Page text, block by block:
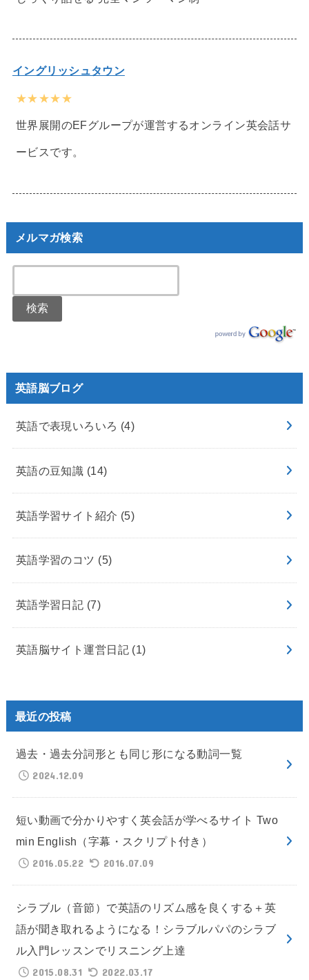
イングリッシュタウン
★★★★★
世界展開のEFグループが運営するオンライン英会話サ
ービスです。
メルマガ検索
英語脳ブログ
英語で表現いろいろ (4)
英語の豆知識 (14)
英語学習サイト紹介 (5)
英語学習のコツ (5)
英語学習日記 (7)
英語脳サイト運営日記 (1)
最近の投稿
過去・過去分詞形とも同じ形になる動詞一覧
2024.12.09
短い動画で分かりやすく英会話が学べるサイト Two
min English（字幕・スクリプト付き）
2016.05.22
2016.07.09
シラブル（音節）で英語のリズム感を良くする＋英
語が聞き取れるようになる！シラブルパパのシラブ
ル入門レッスンでリスニング上達
2015.08.31
2022.03.17